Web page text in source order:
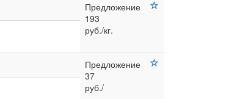
Предложение
193
руб./кг.
Предложение
37
руб./